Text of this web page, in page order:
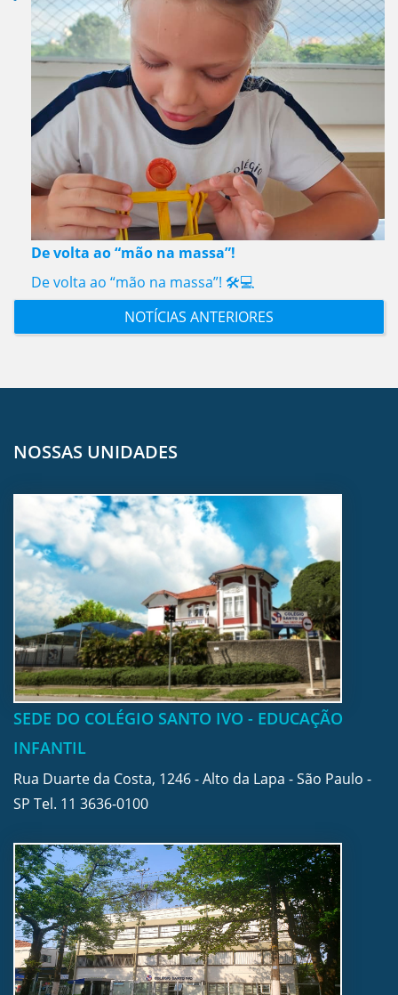
De volta ao “mão na massa”!
De volta ao “mão na massa”! 🛠️💻
NOTÍCIAS ANTERIORES
NOSSAS UNIDADES
SEDE DO COLÉGIO SANTO IVO - EDUCAÇÃO
INFANTIL
Rua Duarte da Costa, 1246 - Alto da Lapa - São Paulo -
SP Tel. 11 3636-0100